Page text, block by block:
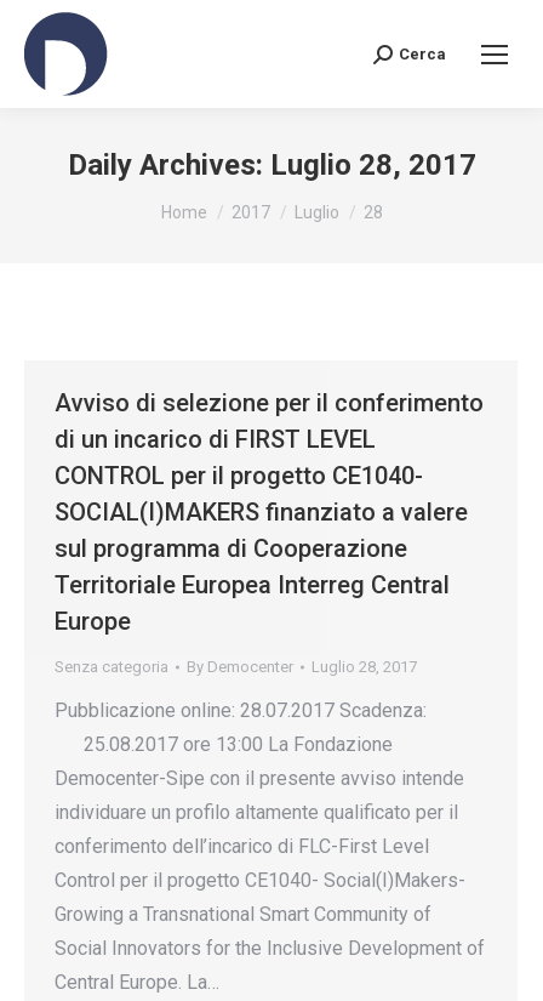
Search:
Cerca
Daily Archives: Luglio 28, 2017
You are here:
Home 2017 Luglio 28
Avviso di selezione per il conferimento
di un incarico di FIRST LEVEL
CONTROL per il progetto CE1040-
SOCIAL(I)MAKERS finanziato a valere
sul programma di Cooperazione
Territoriale Europea Interreg Central
Europe
Senza categoria By Democenter Luglio 28, 2017
Pubblicazione online: 28.07.2017 Scadenza:
25.08.2017 ore 13:00 La Fondazione
Democenter-Sipe con il presente avviso intende
individuare un profilo altamente qualificato per il
conferimento dell’incarico di FLC-First Level
Control per il progetto CE1040- Social(I)Makers-
Growing a Transnational Smart Community of
Social Innovators for the Inclusive Development of
Central Europe. La…